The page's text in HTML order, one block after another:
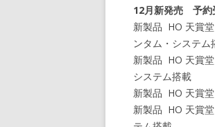
12月新発売 予約
新製品 HO 天賞
ンタム・システム
新製品 HO 天賞
システム搭載
新製品 HO 天賞
新製品 HO 天賞